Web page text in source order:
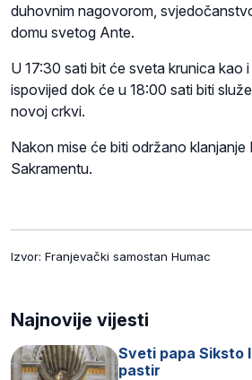
duhovnim nagovorom,
domu svetog Ante.
U 17:30 sati bit će sveta krunica kao
ispovijed dok će u 18:00 sati biti
novoj crkvi.
Nakon mise će biti održano
Sakramentu.
Izvor: Franjevački samostan Humac
Najnovije vijesti
Sveti papa Siksto
pastir